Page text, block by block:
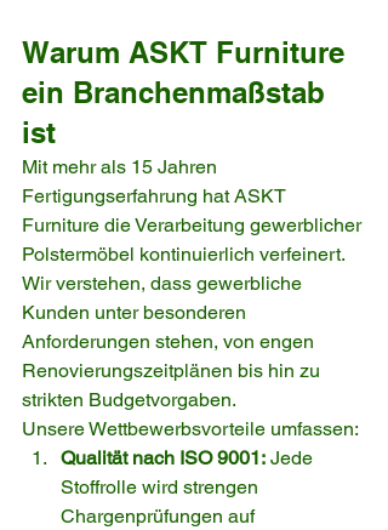
Warum ASKT Furniture
ein Branchenmaßstab
ist
Mit mehr als 15 Jahren
Fertigungserfahrung hat ASKT
Furniture die Verarbeitung gewerblicher
Polstermöbel kontinuierlich verfeinert.
Wir verstehen, dass gewerbliche
Kunden unter besonderen
Anforderungen stehen, von engen
Renovierungszeitplänen bis hin zu
strikten Budgetvorgaben.
Unsere Wettbewerbsvorteile umfassen:
Qualität nach ISO 9001: Jede
Stoffrolle wird strengen
Chargenprüfungen auf